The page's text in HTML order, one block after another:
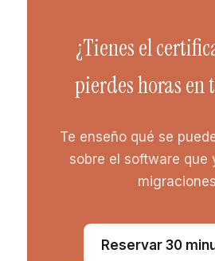
¿Tienes el
pierdes horas en
Te enseño qué se
sobre el software que
Reservar 30